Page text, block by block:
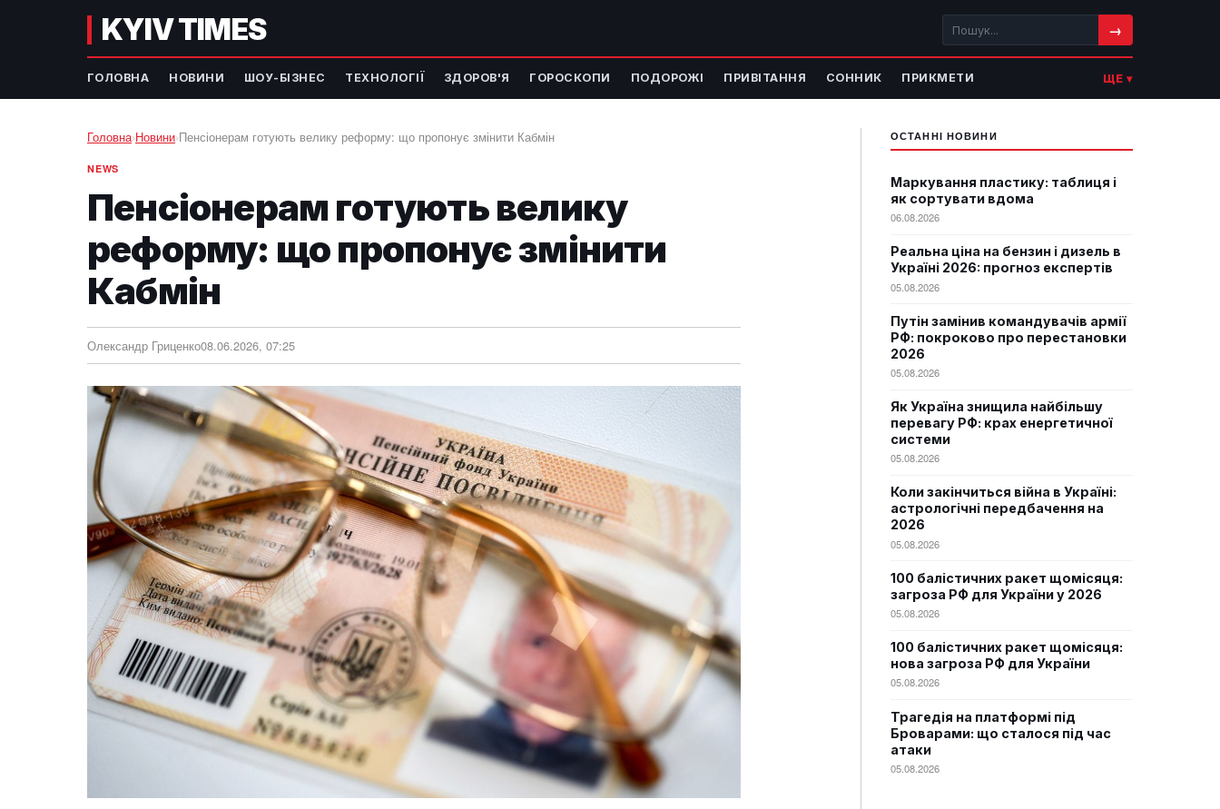
KYIV TIMES →
ГОЛОВНА НОВИНИ ШОУ-БІЗНЕС ТЕХНОЛОГІЇ ЗДОРОВ'Я ГОРОСКОПИ ПОДОРОЖІ ПРИВІТАННЯ СОННИК ПРИКМЕТИ ЩЕ ▾
Головна›Новини›Пенсіонерам готують велику реформу: що пропонує змінити Кабмін
NEWS
Пенсіонерам готують велику
реформу: що пропонує змінити
Кабмін
Олександр Гриценко08.06.2026, 07:25
ОСТАННІ НОВИНИ
Маркування пластику: таблиця і
як сортувати вдома
06.08.2026
Реальна ціна на бензин і дизель в
Україні 2026: прогноз експертів
05.08.2026
Путін замінив командувачів армії
РФ: покроково про перестановки
2026
05.08.2026
Як Україна знищила найбільшу
перевагу РФ: крах енергетичної
системи
05.08.2026
Коли закінчиться війна в Україні:
астрологічні передбачення на
2026
05.08.2026
100 балістичних ракет щомісяця:
загроза РФ для України у 2026
05.08.2026
100 балістичних ракет щомісяця:
нова загроза РФ для України
05.08.2026
Трагедія на платформі під
Броварами: що сталося під час
атаки
05.08.2026